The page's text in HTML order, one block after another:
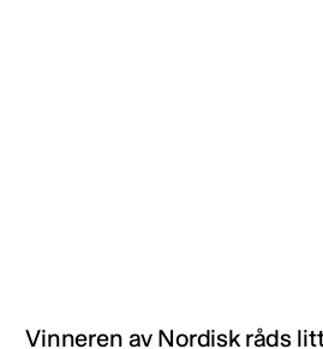
Vinneren av Nordisk råds